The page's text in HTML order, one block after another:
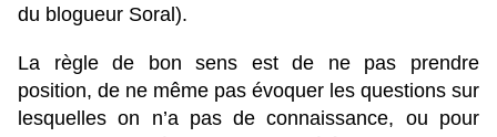
du blogueur Soral).
La règle de bon sens est de ne pas prendre
position, de ne même pas évoquer les questions sur
lesquelles on n’a pas de connaissance, ou pour